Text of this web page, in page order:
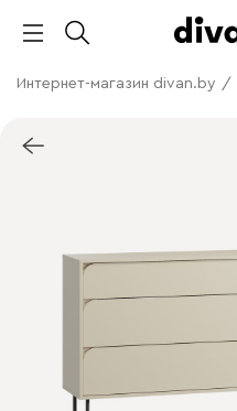
Интернет-магазин divan.by /